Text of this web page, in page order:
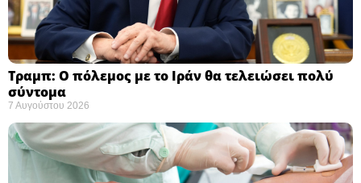
Τραμπ: Ο πόλεμος με το Ιράν θα τελειώσει πολύ
σύντομα ​
7 Αυγούστου 2026